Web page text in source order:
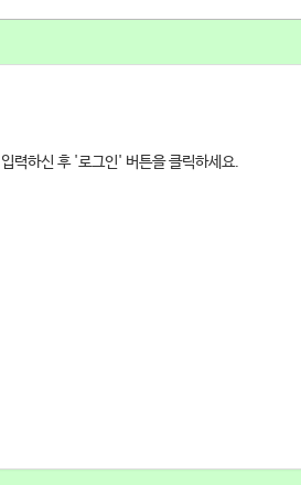
력하신 후 '로그인' 버튼을 클릭하세요.